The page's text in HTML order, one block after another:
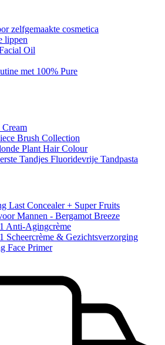
zelfgemaakte cosmetica
lippen
Oil
met 100% Pure
Brush Collection
Plant Hair Colour
Tandjes Fluoridevrije Tandpasta
Last Concealer + Super Fruits
Mannen - Bergamot Breeze
Anti-Agingcrème
Scheercrème & Gezichtsverzorging
Face Primer